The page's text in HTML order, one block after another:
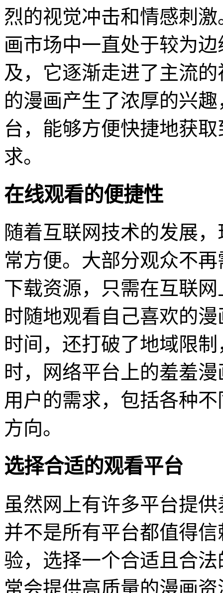
烈的视觉冲击和情感刺
画市场中一直处于较为
及，它逐渐走进了主流
的漫画产生了浓厚的兴
台，能够方便快捷地获
求。
在线观看的便捷性
随着互联网技术的发展
常方便。大部分观众不
下载资源，只需在互联
时随地观看自己喜欢的
时间，还打破了地域限
时，网络平台上的羞羞
用户的需求，包括各种
方向。
选择合适的观看平台
虽然网上有许多平台提
并不是所有平台都值得
验，选择一个合适且合
常会提供高质量的漫画